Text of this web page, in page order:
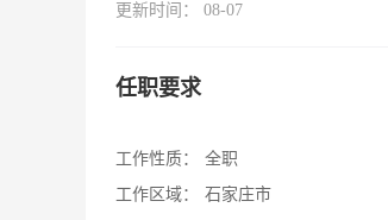
更新时间： 08-07
任职要求
工作性质：
全职
工作区域：
石家庄市